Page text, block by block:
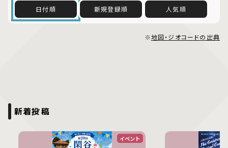
日付順 新規登録順 人気順
※地図・ジオコードの出典
新着投稿
イベント